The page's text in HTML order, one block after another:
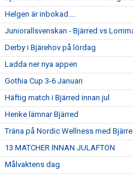
Helgen är inbokad....
Juniorallsvenskan - Bjärred vs
Derby i Bjärehov på lördag
Ladda ner nya appen
Gothia Cup 3-6 Januari
Häftig match i Bjärred innan jul
Henke lämnar Bjärred
Träna på Nordic Wellness med
13 MATCHER INNAN JULAFTON
Målvaktens dag